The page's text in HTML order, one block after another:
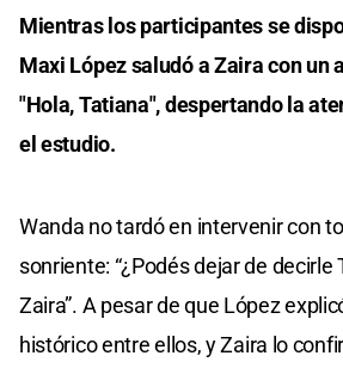
Mientras los participantes se
Maxi López saludó a Zaira con un
"Hola, Tatiana", despertando la
el estudio.
Wanda no tardó en intervenir con
sonriente: “¿Podés dejar de decirle
Zaira”. A pesar de que López
histórico entre ellos, y Zaira lo